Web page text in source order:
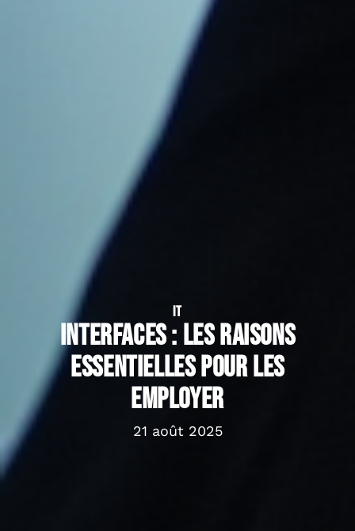
IT
Interfaces : Les raisons
essentielles pour les
employer
21 août 2025